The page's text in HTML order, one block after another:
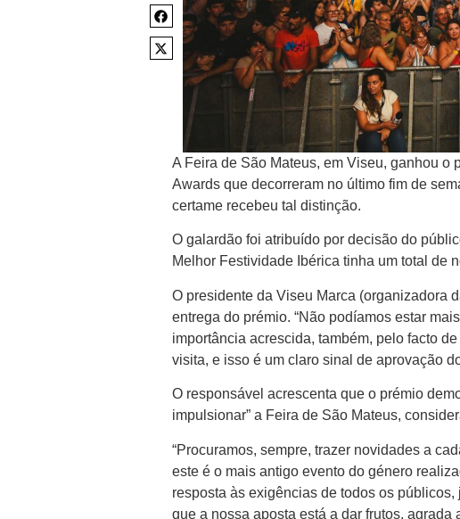
A Feira de São Mateus, em Viseu, ganhou o
Awards que decorreram no último fim de
certame recebeu tal distinção.
O galardão foi atribuído por decisão do
Melhor Festividade Ibérica tinha um total de
O presidente da Viseu Marca (organizadora
entrega do prémio. “Não podíamos estar
importância acrescida, também, pelo facto
visita, e isso é um claro sinal de aprovação
O responsável acrescenta que o prémio
impulsionar” a Feira de São Mateus,
“Procuramos, sempre, trazer novidades a
este é o mais antigo evento do género
resposta às exigências de todos os
que a nossa aposta está a dar frutos,